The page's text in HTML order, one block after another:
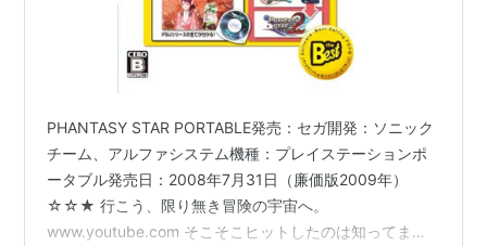
SEGA AGES 2500シリーズ
プリートコレクション
出版社/メーカー:セガ
発売日:2008/03/27
メディア:
Video Game
購入: 1人クリック: 31回
この商品を含むブログ (33件) を見る
PHANTASY STAR PORTABLE発売：セガ開発：ソニック
チーム、アルファシステム機種：プレイステーションポ
ータブル発売日：2008年7月31日（廉価版2009年）
☆☆★ 行こう、限り無き冒険の宇宙へ。
www.youtube.com そこそこヒットしたのは知ってまし